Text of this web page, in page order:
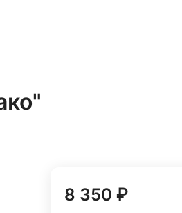
8 350 ₽